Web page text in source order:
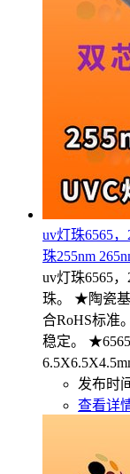
uv灯珠6565
珠255nm
uv灯珠6565
珠。 ★陶瓷
合RoHS标准
稳定。
发布时
查看详